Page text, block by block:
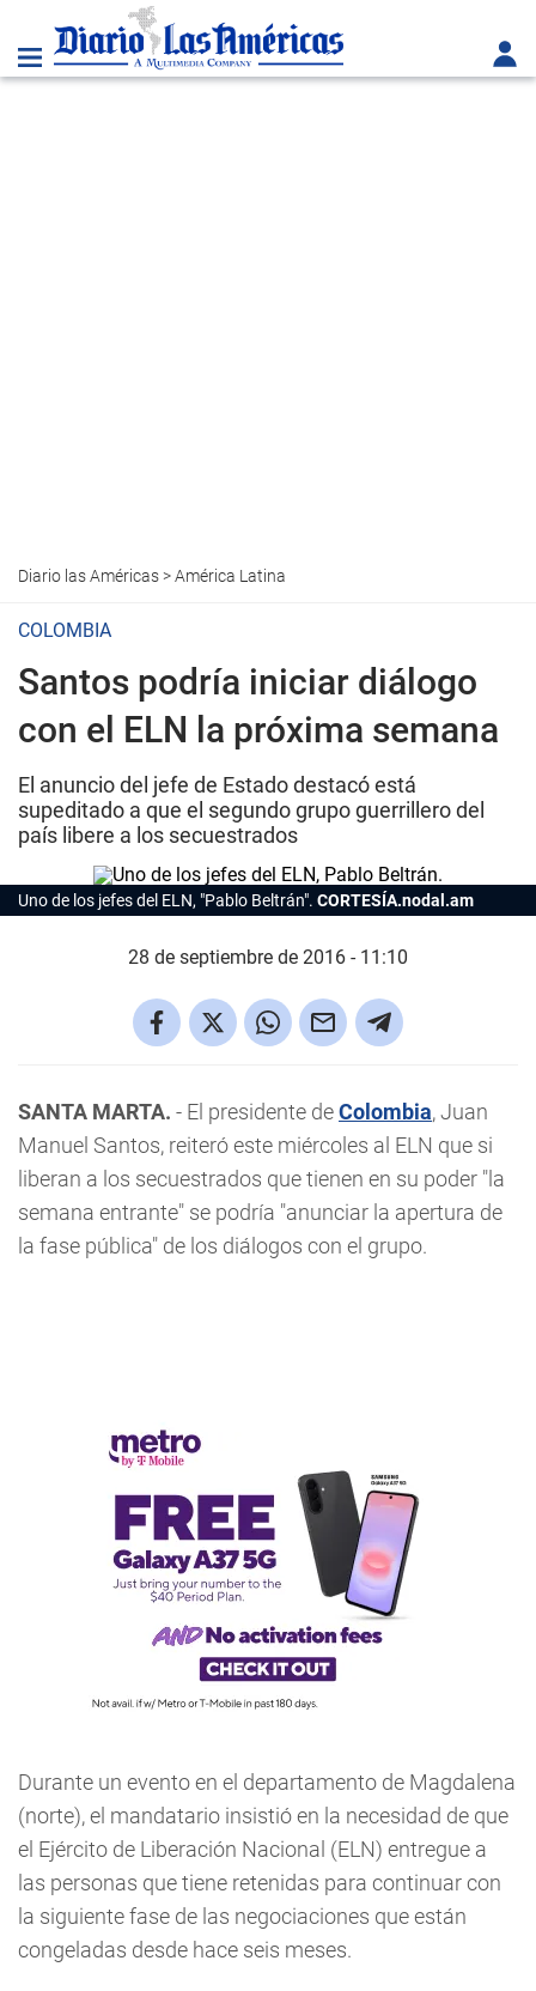
Diario las Américas>América Latina
COLOMBIA
Santos podría iniciar diálogo
con el ELN la próxima semana
El anuncio del jefe de Estado destacó está
supeditado a que el segundo grupo guerrillero del
país libere a los secuestrados
Uno de los jefes del ELN, "Pablo Beltrán". CORTESÍA.nodal.am
28 de septiembre de 2016 - 11:10
SANTA MARTA. - El presidente deColombia, Juan
Manuel Santos, reiteró este miércoles al ELN que si
liberan a los secuestrados que tienen en su poder "la
semana entrante" se podría "anunciar la apertura de
la fase pública" de los diálogos con el grupo.
Durante un evento en el departamento de Magdalena
(norte), el mandatario insistió en la necesidad de que
el Ejército de Liberación Nacional (ELN) entregue a
las personas que tiene retenidas para continuar con
la siguiente fase de las negociaciones que están
congeladas desde hace seis meses.